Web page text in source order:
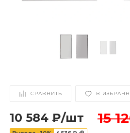
СРАВНИТЬ В
10 584 ₽/шт 15